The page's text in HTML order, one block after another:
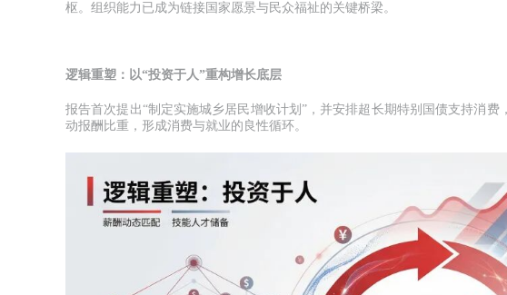
枢。组织能力已成为链接国家愿景与民众福祉的关键桥梁。
逻辑重塑：以“投资于人”重构增长底层
报告首次提出“制定实施城乡居民增收计划”，并安排超长期特别国债支持消
动报酬比重，形成消费与就业的良性循环。